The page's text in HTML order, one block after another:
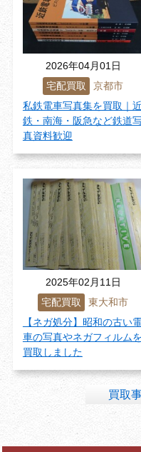
2026年04月01日
宅配買取
京都市
私鉄電車写真集を買取｜近
鉄・南海・阪急など鉄道
真資料歓迎
2025年02月11日
宅配買取
東大和市
【ネガ処分】昭和の古い
車の写真やネガフィルムを
買取しました
買取